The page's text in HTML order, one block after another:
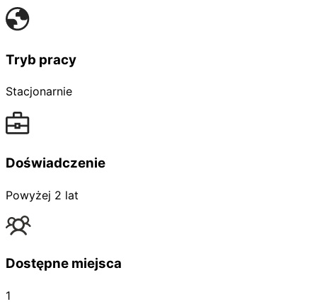
Tryb pracy
Stacjonarnie
Doświadczenie
Powyżej 2 lat
Dostępne miejsca
1